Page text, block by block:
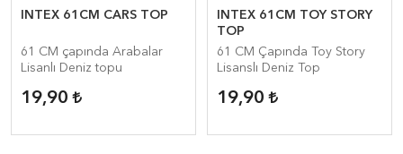
INTEX 61CM CARS TOP
61 CM çapında Arabalar
Lisanlı Deniz topu
19,90
INTEX 61CM TOY STORY
TOP
61 CM Çapında Toy Story
Lisanslı Deniz Top
19,90